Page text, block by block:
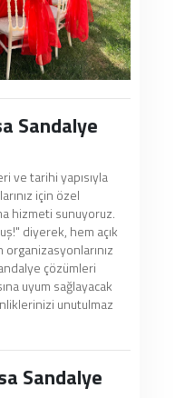
Sandalye
ve tarihi yapısıyla
için özel
hizmeti sunuyoruz.
diyerek, hem açık
çözümleri
uyum sağlayacak
unutulmaz
Sandalye